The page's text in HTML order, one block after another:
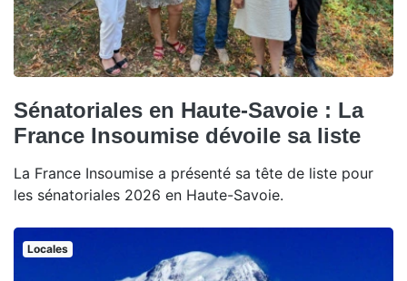
Sénatoriales en Haute-Savoie : La
France Insoumise dévoile sa liste
La France Insoumise a présenté sa tête de liste pour
les sénatoriales 2026 en Haute-Savoie.
Locales